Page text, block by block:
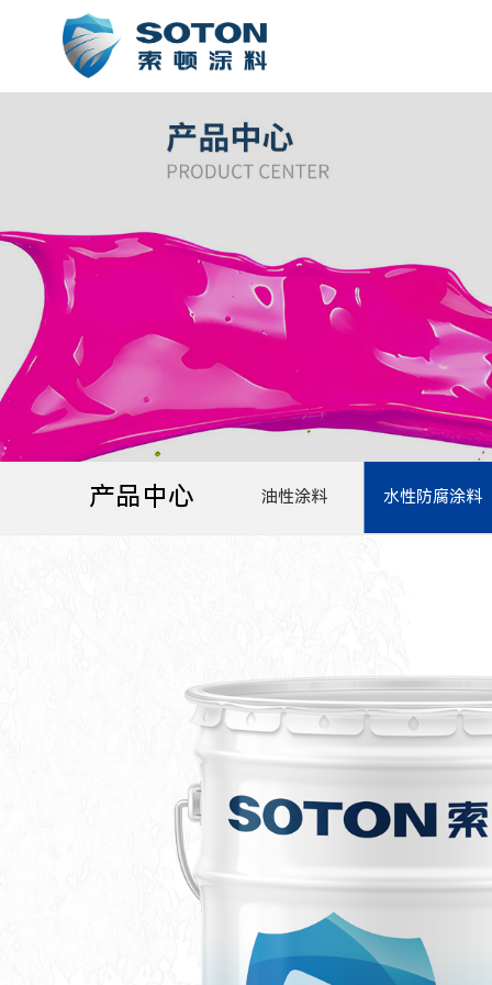
产品中心 油性涂料 水性防腐涂料